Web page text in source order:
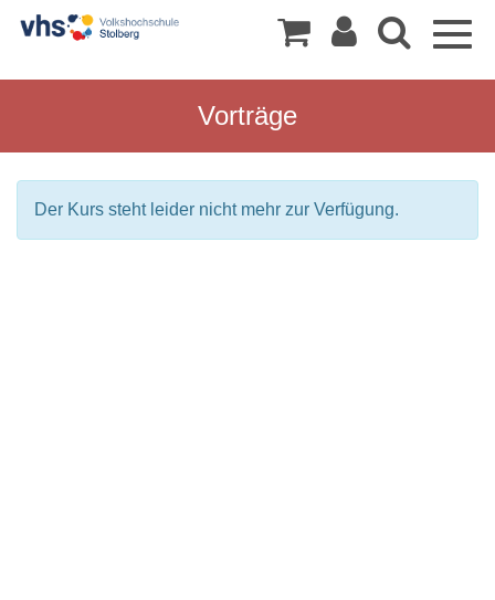
Vorträge
Der Kurs steht leider nicht mehr zur Verfügung.